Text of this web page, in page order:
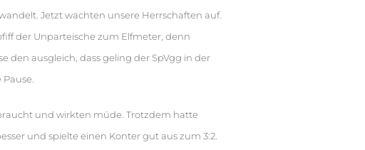
Jetzt wachten unsere Herrschaften auf.
der Unparteische zum Elfmeter, denn
den ausgleich, dass geling der SpVgg in der
und wirkten müde. Trotzdem hatte
und spielte einen Konter gut aus zum 3:2.